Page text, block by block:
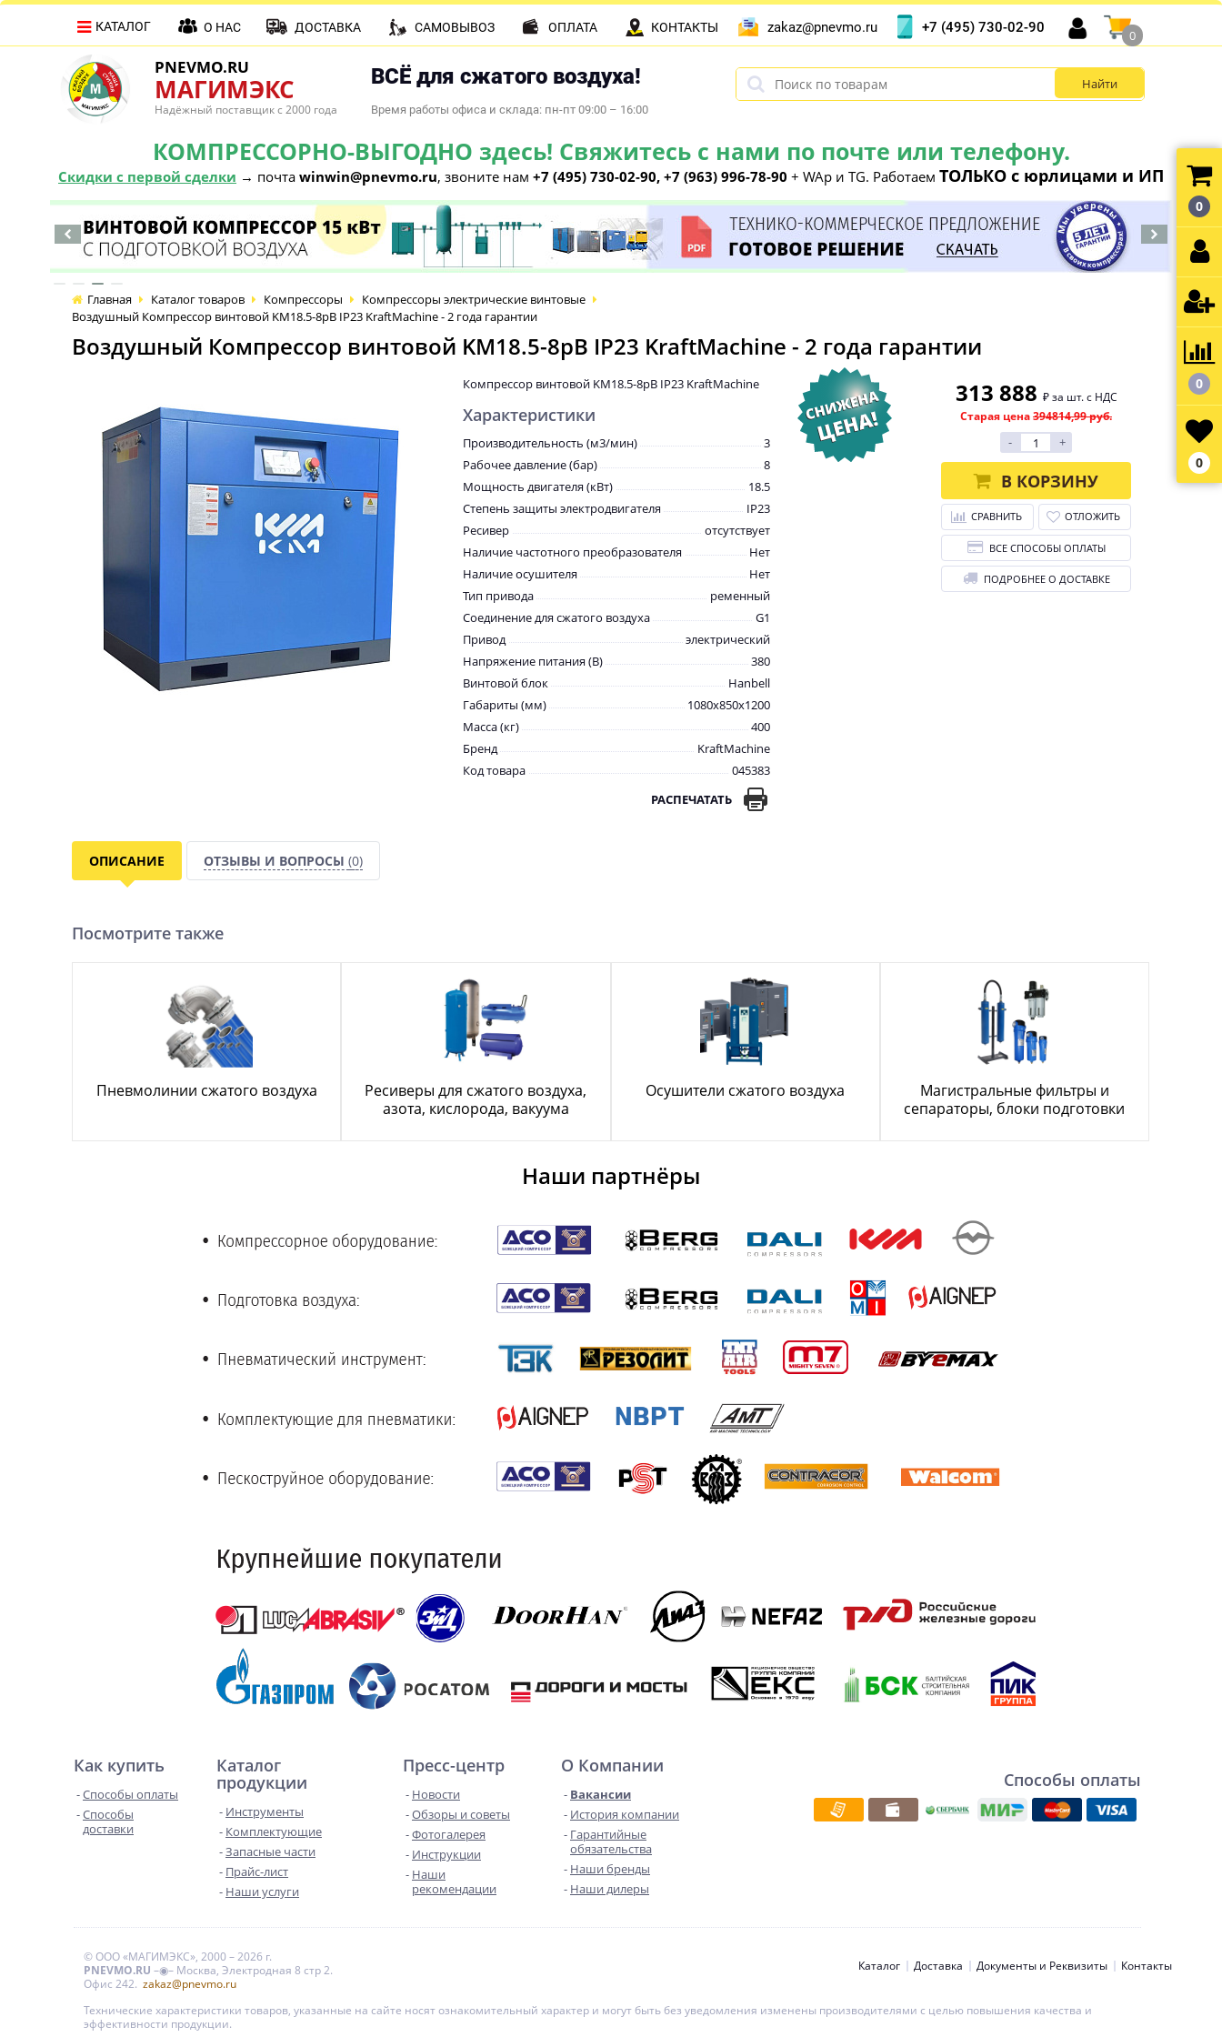
PNEVMO.RU
МАГИМЭКС
Надёжный поставщик с 2000 года
ВСЁ для сжатого воздуха!
Время работы офиса и склада: пн-пт 09:00 – 16:00
КОМПРЕССОРНО-ВЫГОДНО здесь! Свяжитесь с нами по почте или телефону.
Скидки с первой сделки → почта winwin@pnevmo.ru, звоните нам +7 (495) 730-02-90, +7 (963) 996-78-90 + WAp и TG. Работаем ТОЛЬКО с юрлицами и ИП
КАТАЛОГ О НАС ДОСТАВКА САМОВЫВОЗ ОПЛАТА КОНТАКТЫ zakaz@pnevmo.ru +7 (495) 730-02-90
0
Главная Каталог товаров Компрессоры
Компрессоры электрические винтовые
Воздушный Компрессор винтовой KM18.5-8рВ IP23 KraftMachine - 2 года гарантии
Воздушный Компрессор винтовой KM18.5-8рВ IP23 KraftMachine - 2 года гарантии
Компрессор винтовой KM18.5-8рВ IP23 KraftMachine
Характеристики
Производительность (м3/мин)
3
Рабочее давление (бар)
8
Мощность двигателя (кВт)
18.5
Степень защиты электродвигателя
IP23
Ресивер
отсутствует
Наличие частотного преобразователя
Нет
Наличие осушителя
Нет
Тип привода
ременный
Соединение для сжатого воздуха
G1
Привод
электрический
Напряжение питания (В)
380
Винтовой блок
Hanbell
Габариты (мм)
1080x850x1200
Масса (кг)
400
Бренд
KraftMachine
Код товара
045383
РАСПЕЧАТАТЬ
313 888 ₽ за шт. с НДС
Старая цена394814,99 руб.
- +
В КОРЗИНУ
СРАВНИТЬ ОТЛОЖИТЬ
ВСЕ СПОСОБЫ ОПЛАТЫ
ПОДРОБНЕЕ О ДОСТАВКЕ
ОПИСАНИЕ ОТЗЫВЫ И ВОПРОСЫ (0)
Посмотрите также
Пневмолинии сжатого воздуха
Ресиверы для сжатого воздуха,
азота, кислорода, вакуума
Осушители сжатого воздуха
Магистральные фильтры и
сепараторы, блоки подготовки
Наши партнёры
Как купить
Способы оплаты
Способы
доставки
Каталог
продукции
Инструменты
Комплектующие
Запасные части
Прайс-лист
Наши услуги
Пресс-центр
Новости
Обзоры и советы
Фотогалерея
Инструкции
Наши
рекомендации
О Компании
Вакансии
История компании
Гарантийные
обязательства
Наши бренды
Наши дилеры
Способы оплаты
© ООО «МАГИМЭКС», 2000 – 2026 г.
PNEVMO.RU –◉– Москва, Электродная 8 стр 2.
Офис 242. zakaz@pnevmo.ru
Каталог Доставка Документы и Реквизиты Контакты
0
0
0
Технические характеристики товаров, указанные на сайте носят ознакомительный характер и могут быть без уведомления изменены производителями с целью повышения качества и
эффективности продукции.